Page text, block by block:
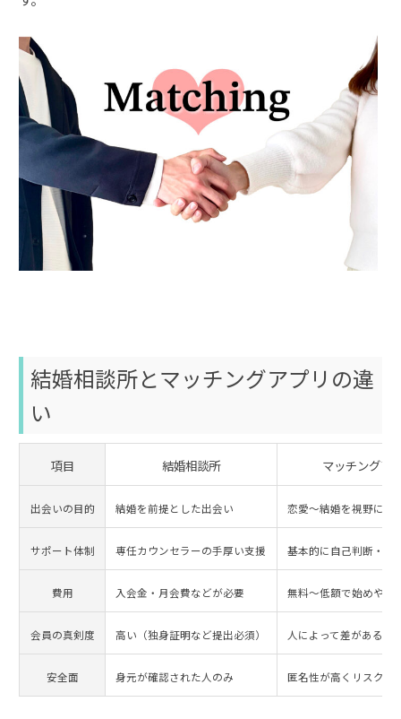
結婚相談所とマッチングアプリの違
い
項目 結婚相談所 マッチングア
出会いの目的 結婚を前提とした出会い 恋愛〜結婚を視野に入
サポート体制 専任カウンセラーの手厚い支援 基本的に自己判断・自
費用 入会金・月会費などが必要 無料〜低額で始めやす
会員の真剣度 高い（独身証明など提出必須） 人によって差がある
安全面 身元が確認された人のみ 匿名性が高くリスクも